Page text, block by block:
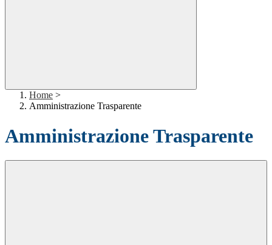
Home >
Amministrazione Trasparente
Amministrazione Trasparente